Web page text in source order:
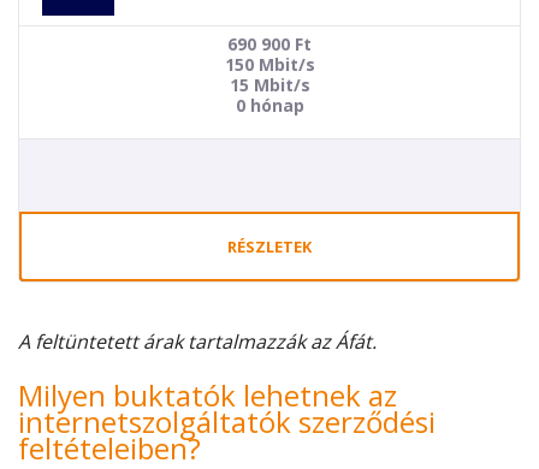
690 900 Ft
150 Mbit/s
15 Mbit/s
0 hónap
RÉSZLETEK
A feltüntetett árak tartalmazzák az Áfát.
Milyen buktatók lehetnek az
internetszolgáltatók szerződési
feltételeiben?